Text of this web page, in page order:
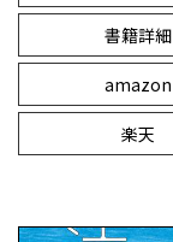
書籍詳細
amazon
楽天